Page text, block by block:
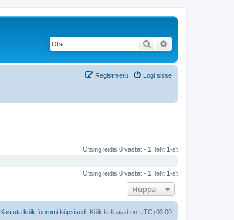
Otsi
Logi sisse
Registreeru
Otsing leidis 0 vastet • 1 . leht 1-st
Otsing leidis 0 vastet • 1 . leht 1-st
Hüppa
Kõik kellaajad on UTC+03:00
Kustuta kõik foorumi küpsised